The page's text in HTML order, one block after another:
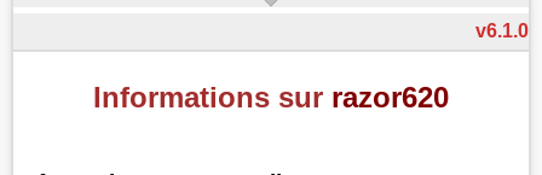
v6.1.0
Informations sur razor620